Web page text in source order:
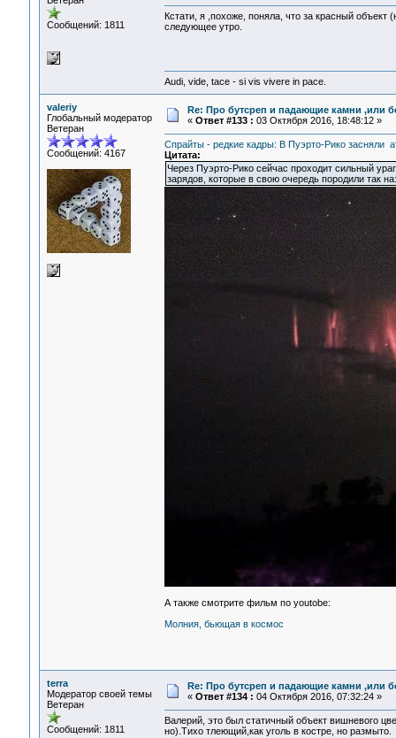
Сообщений: 1811
Кстати, я ,похоже, поняла, что за красный
следующее утро.
Audi, vide, tace - si vis vivere in pace.
valeriy
Глобальный модератор
Ветеран
Сообщений: 4167
Re: Про бутсреп и падающие камни ,или
« Ответ #133 : 03 Октября 2016, 18:48:12 »
Спрайты - редкие кадры: В Пуэрто-Рико засняли
Цитата:
Через Пуэрто-Рико сейчас проходит сильный
зарядов, которые в свою очередь породили так
А также смотрите фильм по youtobe:
Молния, бьющая в космос
terra
Модератор своей темы
Ветеран
Сообщений: 1811
Re: Про бутсреп и падающие камни ,или
« Ответ #134 : 04 Октября 2016, 07:32:24 »
Валерий, это был статичный объект вишневого
но).Тихо тлеющий,как уголь в костре, но размыто.